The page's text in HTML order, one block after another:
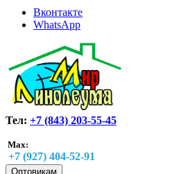
Вконтакте
WhatsApp
Тел: +7 (843) 203-55-45
Max:
+7 (927) 404-52-91
Оптовикам